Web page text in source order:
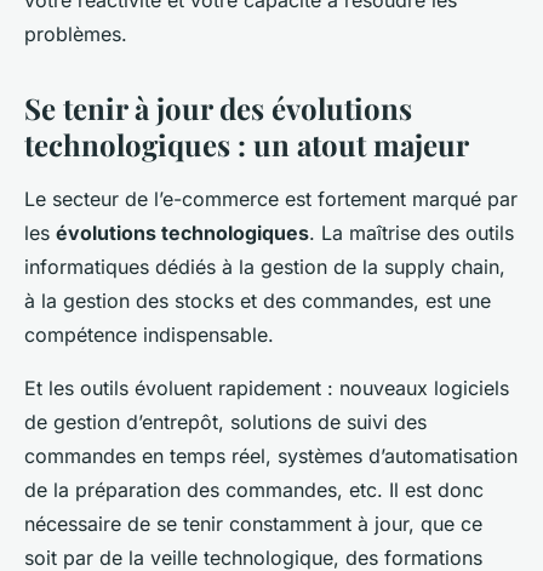
problèmes.
Se tenir à jour des évolutions
technologiques : un atout majeur
Le secteur de l’e-commerce est fortement marqué par
les évolutions technologiques. La maîtrise des outils
informatiques dédiés à la gestion de la supply chain,
à la gestion des stocks et des commandes, est une
compétence indispensable.
Et les outils évoluent rapidement : nouveaux logiciels
de gestion d’entrepôt, solutions de suivi des
commandes en temps réel, systèmes d’automatisation
de la préparation des commandes, etc. Il est donc
nécessaire de se tenir constamment à jour, que ce
soit par de la veille technologique, des formations